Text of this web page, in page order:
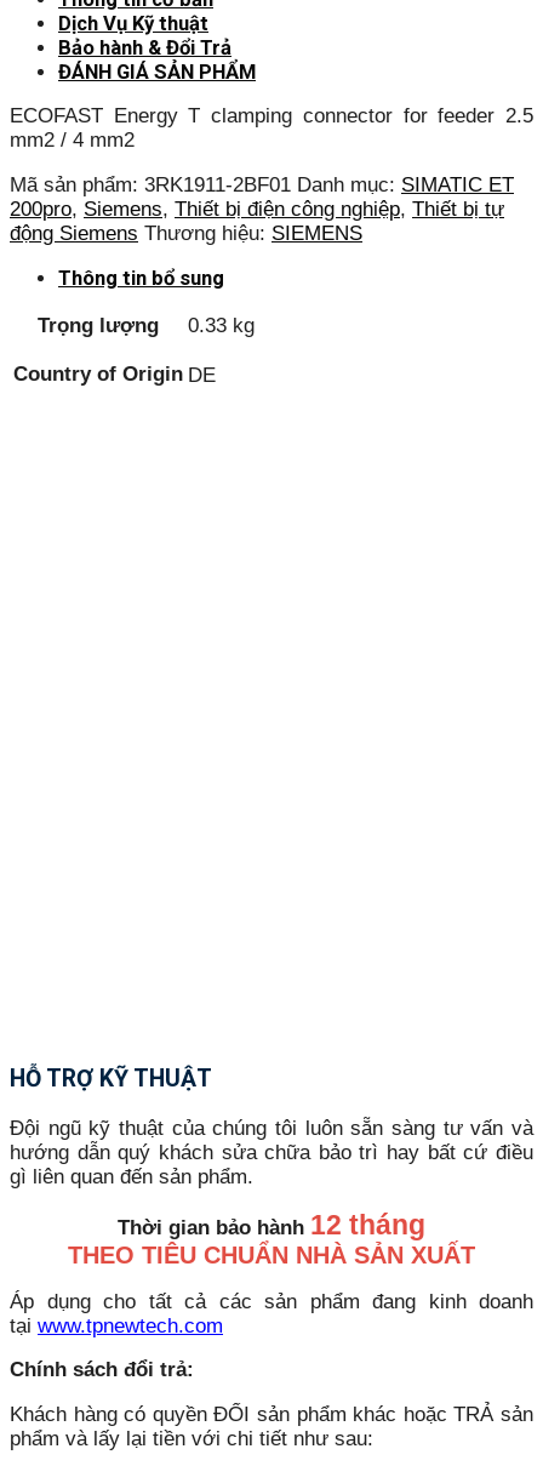
Dịch Vụ Kỹ thuật
Bảo hành & Đổi Trả
ĐÁNH GIÁ SẢN PHẨM
ECOFAST Energy T clamping connector for feeder 2.5
mm2 / 4 mm2
Mã sản phẩm: 3RK1911-2BF01 Danh mục: SIMATIC ET
200pro, Siemens, Thiết bị điện công nghiệp, Thiết bị tự
động Siemens Thương hiệu: SIEMENS
Thông tin bổ sung
Trọng lượng 0.33 kg
Country of Origin DE
HỖ TRỢ KỸ THUẬT
Đội ngũ kỹ thuật của chúng tôi luôn sẵn sàng tư vấn và
hướng dẫn quý khách sửa chữa bảo trì hay bất cứ điều
gì liên quan đến sản phẩm.
Thời gian bảo hành 12 tháng
THEO TIÊU CHUẨN NHÀ SẢN XUẤT
Áp dụng cho tất cả các sản phẩm đang kinh doanh
tại www.tpnewtech.com
Chính sách đổi trả:
Khách hàng có quyền ĐỔI sản phẩm khác hoặc TRẢ sản
phẩm và lấy lại tiền với chi tiết như sau: